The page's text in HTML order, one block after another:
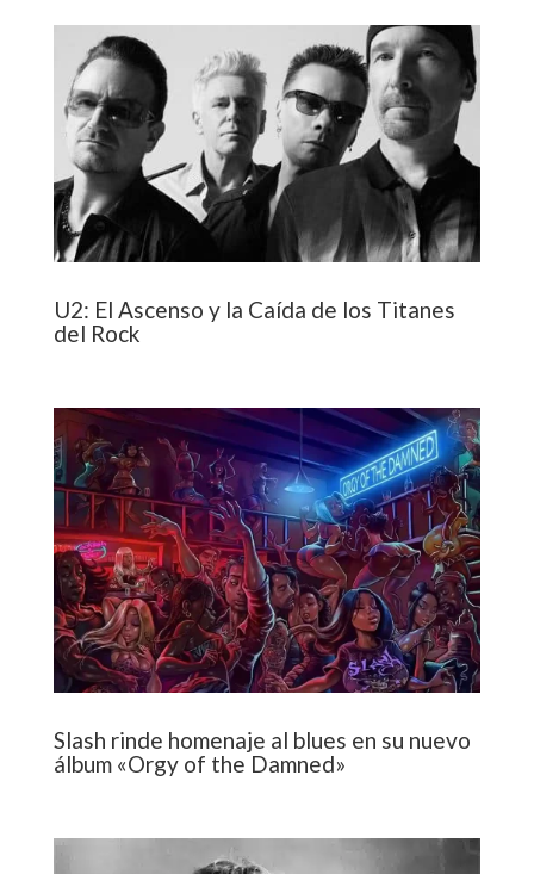
U2: El Ascenso y la Caída de los Titanes
del Rock
Slash rinde homenaje al blues en su nuevo
álbum «Orgy of the Damned»